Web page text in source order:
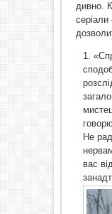
дивно.
Не
вас